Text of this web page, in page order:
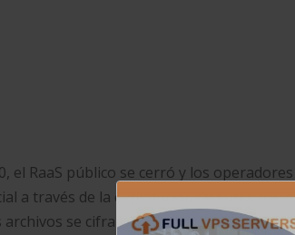
el RaaS público se cerró y los
a través de la explotación de software
archivos se cifran mediante una